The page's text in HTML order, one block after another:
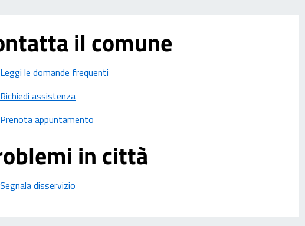
il comune
Leggi le domande frequenti
Richiedi assistenza
Prenota appuntamento
in città
Segnala disservizio